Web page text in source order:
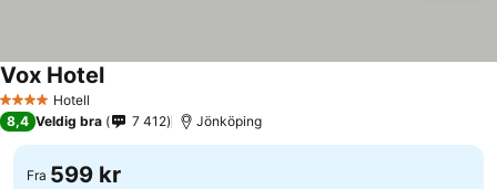
4 StjernerHotell
Vox HotelSe priser
8,4 Veldig bra 7 412 Jönköping
Fra 599 kr